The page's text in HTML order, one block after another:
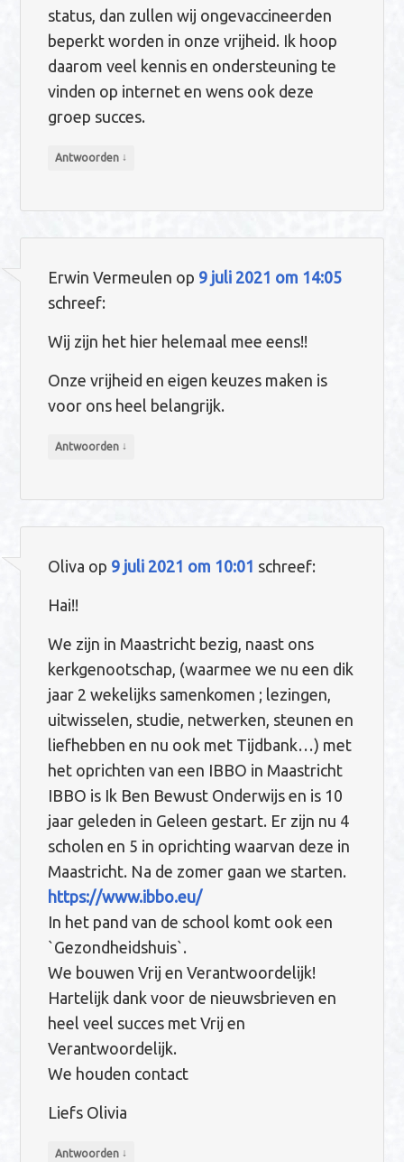
status, dan zullen wij ongevaccineerden
beperkt worden in onze vrijheid. Ik hoop
daarom veel kennis en ondersteuning te
vinden op internet en wens ook deze
groep succes.
Antwoorden ↓
Erwin Vermeulen op 9 juli 2021 om 14:05
schreef:
Wij zijn het hier helemaal mee eens!!
Onze vrijheid en eigen keuzes maken is
voor ons heel belangrijk.
Antwoorden ↓
Oliva op 9 juli 2021 om 10:01 schreef:
Hai!!
We zijn in Maastricht bezig, naast ons
kerkgenootschap, (waarmee we nu een dik
jaar 2 wekelijks samenkomen ; lezingen,
uitwisselen, studie, netwerken, steunen en
liefhebben en nu ook met Tijdbank…) met
het oprichten van een IBBO in Maastricht
IBBO is Ik Ben Bewust Onderwijs en is 10
jaar geleden in Geleen gestart. Er zijn nu 4
scholen en 5 in oprichting waarvan deze in
Maastricht. Na de zomer gaan we starten.
https://www.ibbo.eu/
In het pand van de school komt ook een
`Gezondheidshuis`.
We bouwen Vrij en Verantwoordelijk!
Hartelijk dank voor de nieuwsbrieven en
heel veel succes met Vrij en
Verantwoordelijk.
We houden contact
Liefs Olivia
Antwoorden ↓